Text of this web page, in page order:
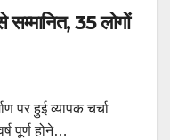
सम्मानित, 35 लोगों
पर हुई व्यापक चर्चा
पूर्ण होने…